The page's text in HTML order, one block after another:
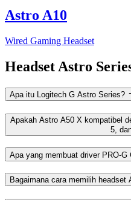
Astro A10
Wired Gaming Headset
Headset Astro
Apa itu Logitech G Astro Series?
Apakah Astro A50 X kompatibel
5,
Apa yang membuat driver PRO-G
Bagaimana cara memilih headset